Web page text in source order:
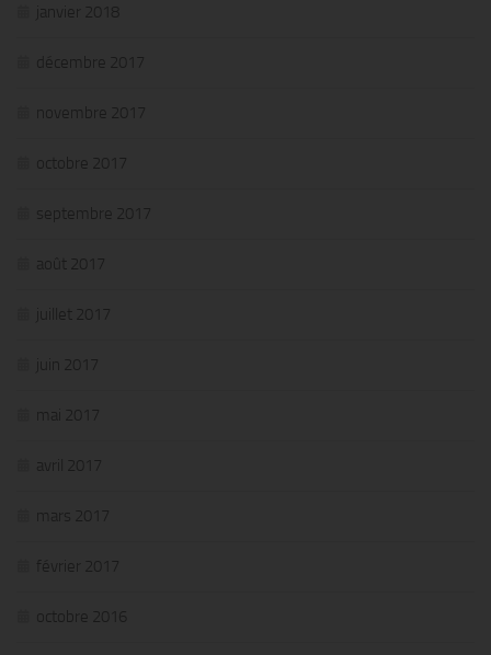
janvier 2018
décembre 2017
novembre 2017
octobre 2017
septembre 2017
août 2017
juillet 2017
juin 2017
mai 2017
avril 2017
mars 2017
février 2017
octobre 2016